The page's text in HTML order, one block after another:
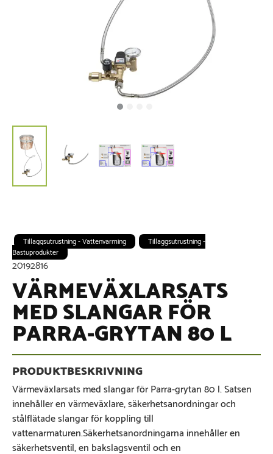
20192816
Tillaggsutrustning - Vattenvarming
Tillaggsutrustning -
Bastuprodukter
VÄRMEVÄXLARSATS
MED SLANGAR FÖR
PARRA-GRYTAN 80 L
Värmeväxlarsats med slangar för Parra-grytan 80 l. Satsen
innehåller en värmeväxlare, säkerhetsanordningar och
stålflätade slangar för koppling till
vattenarmaturen.Säkerhetsanordningarna innehåller en
säkerhetsventil, en bakslagsventil och en